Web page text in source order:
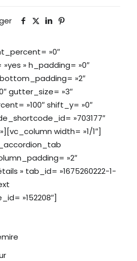
»0″
» h_padding= »0″
»2″
gutter_size= »3″
»100″ shift_y= »0″
»703177″
width= »1/1″]
»2″
» tab_id= »1675260222-1-
»152208″]